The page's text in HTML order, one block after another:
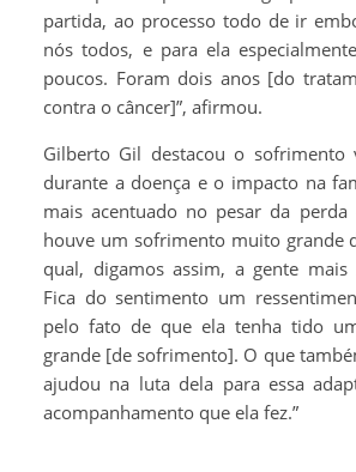
partida, ao processo todo de ir
nós todos, e para ela
poucos. Foram dois anos [do
contra o câncer]”, afirmou.
Gilberto Gil destacou o sofrimento
durante a doença e o impacto na
mais acentuado no pesar da
houve um sofrimento muito grande
qual, digamos assim, a gente mais
Fica do sentimento um
pelo fato de que ela tenha tido
grande [de sofrimento]. O que
ajudou na luta dela para essa
acompanhamento que ela fez.”